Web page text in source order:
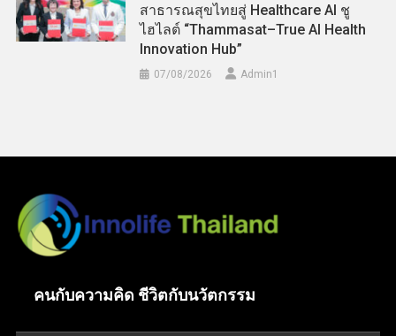
สาธารณสุขไทยสู่ Healthcare AI ชู
ไฮไลต์ “Thammasat–True AI Health
Innovation Hub”
07/08/2026 Admin​1
คนกับความคิด ชีวิตกับนวัตกรรม